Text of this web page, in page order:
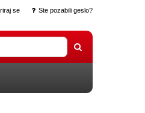
se Ste pozabili geslo?